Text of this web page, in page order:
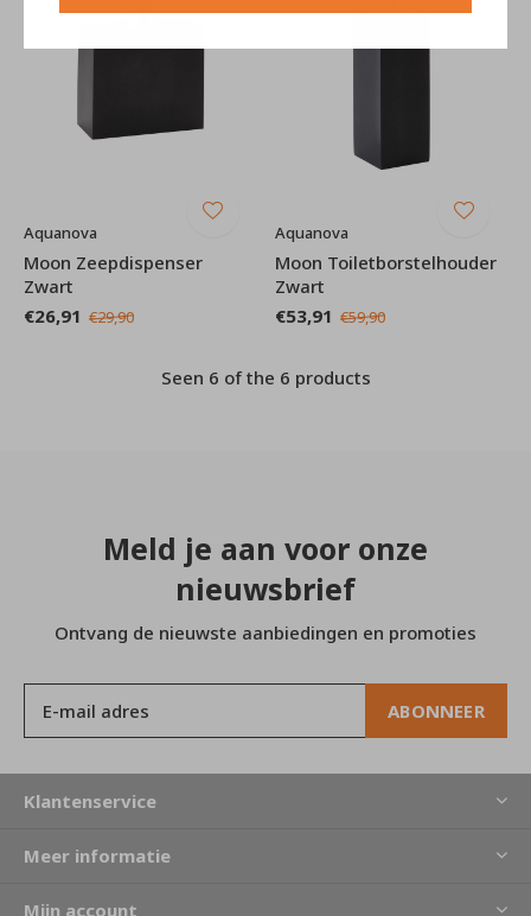
Aquanova
Moon Zeepdispenser
Zwart
€26,91 €29,90
Aquanova
Moon Toiletborstelhouder
Zwart
€53,91 €59,90
Seen 6 of the 6 products
Meld je aan voor onze
nieuwsbrief
Ontvang de nieuwste aanbiedingen en promoties
ABONNEER
Klantenservice
Meer informatie
Mijn account